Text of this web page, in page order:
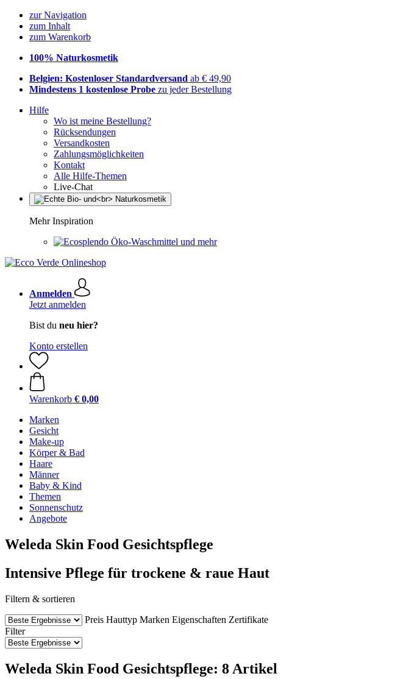
zur Navigation
zum Inhalt
zum Warenkorb
100% Naturkosmetik
Belgien: Kostenloser Standardversand ab € 49,90
Mindestens 1 kostenlose Probe zu jeder Bestellung
Hilfe
Wo ist meine Bestellung?
Rücksendungen
Versandkosten
Zahlungsmöglichkeiten
Kontakt
Alle Hilfe-Themen
Live-Chat
Mehr Inspiration
Öko-Waschmittel und mehr
Anmelden
Jetzt anmelden
Bist du neu hier?
Konto erstellen
Warenkorb € 0,00
Marken
Gesicht
Make-up
Körper & Bad
Haare
Männer
Baby & Kind
Themen
Sonnenschutz
Angebote
Weleda Skin Food Gesichtspflege
Intensive Pflege für trockene & raue Haut
Filtern & sortieren
Preis Hauttyp Marken Eigenschaften Zertifikate
Filter
Weleda Skin Food Gesichtspflege: 8 Artikel